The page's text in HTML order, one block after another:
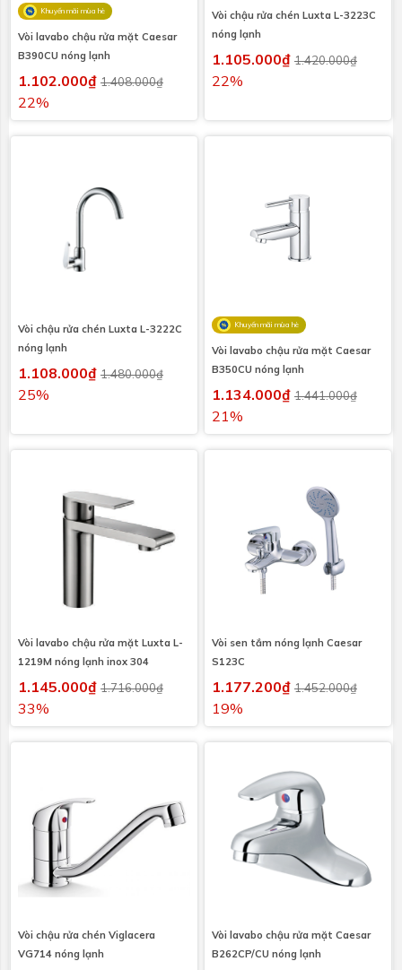
Khuyến mãi mùa hè
Vòi lavabo chậu rửa mặt Caesar
B390CU nóng lạnh
1.102.000₫ 1.408.000₫
22%
Vòi chậu rửa chén Luxta L-3223C
nóng lạnh
1.105.000₫ 1.420.000₫
22%
Vòi chậu rửa chén Luxta L-3222C
nóng lạnh
1.108.000₫ 1.480.000₫
25%
Khuyến mãi mùa hè
Vòi lavabo chậu rửa mặt Caesar
B350CU nóng lạnh
1.134.000₫ 1.441.000₫
21%
Vòi lavabo chậu rửa mặt Luxta L-
1219M nóng lạnh inox 304
1.145.000₫ 1.716.000₫
33%
Vòi sen tắm nóng lạnh Caesar
S123C
1.177.200₫ 1.452.000₫
19%
Vòi chậu rửa chén Viglacera
VG714 nóng lạnh
Vòi lavabo chậu rửa mặt Caesar
B262CP/CU nóng lạnh